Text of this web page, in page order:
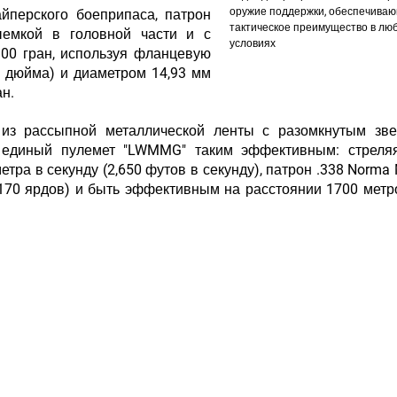
оружие поддержки,
тактическое преимущество в
условиях
боеприпаса, патрон
в головной части и с
гран, используя фланцевую
дюйма) и диаметром 14,93 мм
рассыпной металлической ленты с разомкнутым
пулемет "LWMMG" таким эффективным:
в секунду (2,650 футов в секунду), патрон .338 Norma
ярдов) и быть эффективным на расстоянии 1700